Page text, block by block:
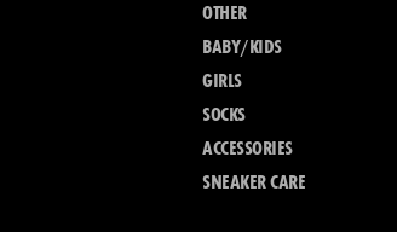
OTHER
BABY/KIDS
GIRLS
SOCKS
ACCESSORIES
SNEAKER CARE